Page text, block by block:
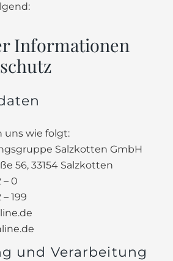
Informationen
uns wie folgt:
Salzkotten GmbH
56, 33154 Salzkotten
– 0
199
und Verarbeitung